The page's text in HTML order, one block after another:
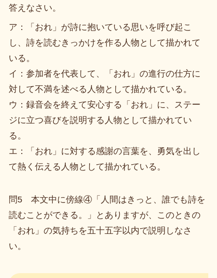
答えなさい。
ア：「おれ」が詩に抱いている思いを呼び起こ
し、詩を読むきっかけを作る人物として描かれて
いる。
イ：参加者を代表して、「おれ」の進行の仕方に
対して不満を述べる人物として描かれている。
ウ：録音会を終えて安心する「おれ」に、ステー
ジに立つ喜びを説明する人物として描かれてい
る。
エ：「おれ」に対する感謝の言葉を、勇気を出し
て熱く伝える人物として描かれている。
問5 本文中に傍線④「人間はきっと、誰でも詩を
読むことができる。」とありますが、このときの
「おれ」の気持ちを五十五字以内で説明しなさ
い。